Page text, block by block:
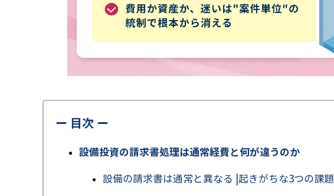
ー 目次 ー
設備投資の請求書処理は通常経費と何が違うのか
設備の請求書は通常と異なる |起きがちな3つの課題